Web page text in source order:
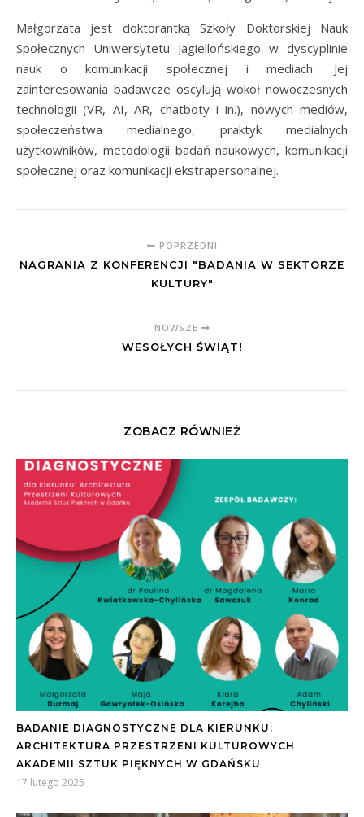
Małgorzata jest doktorantką Szkoły Doktorskiej Nauk
Społecznych Uniwersytetu Jagiellońskiego w dyscyplinie
nauk o komunikacji społecznej i mediach. Jej
zainteresowania badawcze oscylują wokół nowoczesnych
technologii (VR, AI, AR, chatboty i in.), nowych mediów,
społeczeństwa medialnego, praktyk medialnych
użytkowników, metodologii badań naukowych, komunikacji
społecznej oraz komunikacji ekstrapersonalnej.
POPRZEDNI
NAGRANIA Z KONFERENCJI "BADANIA W SEKTORZE
KULTURY"
NOWSZE
WESOŁYCH ŚWIĄT!
ZOBACZ RÓWNIEŻ
BADANIE DIAGNOSTYCZNE DLA KIERUNKU:
ARCHITEKTURA PRZESTRZENI KULTUROWYCH
AKADEMII SZTUK PIĘKNYCH W GDAŃSKU
17 lutego 2025